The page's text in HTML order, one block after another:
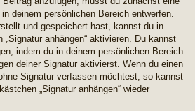
deinem persönlichen Bereich entwerfen.
und gespeichert hast, kannst du in
anhängen“ aktivieren. Du kannst
indem du in deinem persönlichen Bereich
deiner Signatur aktivierst. Wenn du einen
Signatur verfassen möchtest, so kannst
„Signatur anhängen“ wieder